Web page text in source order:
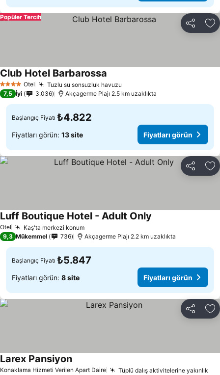
Paylaş
Popüler Tercih
4 Yıldız Otel Tuzlu su sonsuzluk havuzu
Club Hotel Barbarossa
7,5 İyi 3.036 Akçagerme Plajı 2.5 km uzaklıkta
Başlangıç Fiyatı ₺4.822
Fiyatları görün: 13 site Fiyatları görün
Paylaş
Otel Kaş'ta merkezi konum
Luff Boutique Hotel - Adult Only
9,3 Mükemmel 736 Akçagerme Plajı 2.2 km uzaklıkta
Başlangıç Fiyatı ₺5.847
Fiyatları görün: 8 site Fiyatları görün
Paylaş
Konaklama Hizmeti Verilen Apart Daire Tüplü dalış aktivitelerine yakınlık
Larex Pansiyon